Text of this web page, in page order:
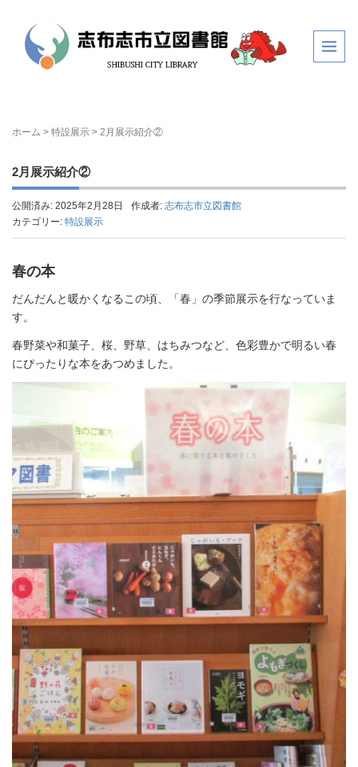
ホーム > 特設展示 > 2月展示紹介②
2月展示紹介②
公開済み: 2025年2月28日 作成者: 志布志市立図書館
カテゴリー: 特設展示
春の本
だんだんと暖かくなるこの頃、「春」の季節展示を行なっていま
す。
春野菜や和菓子、桜、野草、はちみつなど、色彩豊かで明るい春
にぴったりな本をあつめました。